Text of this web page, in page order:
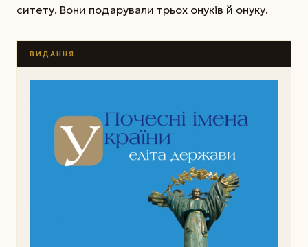
ситету. Вони подарували трьох онуків й онуку.
ВИДАННЯ